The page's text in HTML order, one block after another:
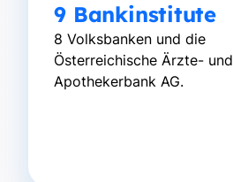
9 Bankinstitute
8 Volksbanken und die
Österreichische Ärzte- und
Apothekerbank AG.